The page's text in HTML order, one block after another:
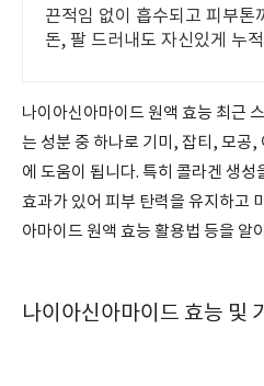
0% (테스트 완료)
끈적임 없이 흡수되고 피부톤
돈, 팔 드러내도 자신있게 누
나이아신아마이드 원액 효능 최근
는 성분 중 하나로 기미, 잡티, 모공,
에 도움이 됩니다. 특히 콜라겐 생
효과가 있어 피부 탄력을 유지하고
아마이드 원액 효능 활용법 등을 알
나이아신아마이드 효능 및